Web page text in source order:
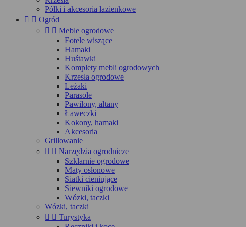
Półki i akcesoria łazienkowe
  Ogród
  Meble ogrodowe
Fotele wiszące
Hamaki
Huśtawki
Komplety mebli ogrodowych
Krzesła ogrodowe
Leżaki
Parasole
Pawilony, altany
Ławeczki
Kokony, hamaki
Akcesoria
Grillowanie
  Narzędzia ogrodnicze
Szklarnie ogrodowe
Maty osłonowe
Siatki cieniujące
Siewniki ogrodowe
Wózki, taczki
Wózki, taczki
  Turystyka